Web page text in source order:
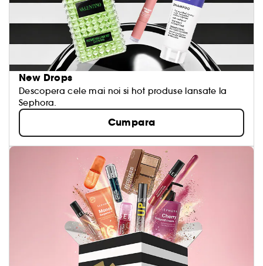
New Drops
Descopera cele mai noi si hot produse lansate la
Sephora.
Cumpara